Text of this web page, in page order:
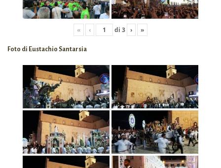
« ‹ di 3 › »
Foto di Eustachio Santarsia